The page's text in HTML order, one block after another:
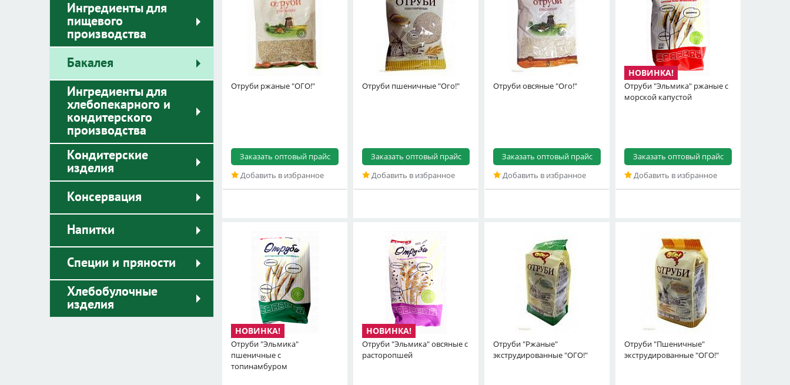
Ингредиенты для
пищевого
производства
Бакалея
Ингредиенты для
хлебопекарного и
кондитерского
производства
Кондитерские
изделия
Консервация
Напитки
Специи и пряности
Хлебобулочные
изделия
Отруби ржаные "ОГО!"
Заказать оптовый прайс
Добавить в избранное
Отруби пшеничные "Ого!"
Заказать оптовый прайс
Добавить в избранное
Отруби овсяные "Ого!"
Заказать оптовый прайс
Добавить в избранное
Отруби "Эльмика" ржаные с
морской капустой
Заказать оптовый прайс
Добавить в избранное
Отруби "Эльмика"
пшеничные с
топинамбуром
Отруби "Эльмика" овсяные с
расторопшей
Отруби "Ржаные"
экструдированные "ОГО!"
Отруби "Пшеничные"
экструдированные "ОГО!"